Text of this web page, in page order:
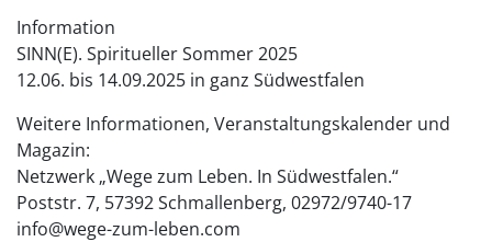
Information
SINN(E). Spiritueller Sommer 2025
12.06. bis 14.09.2025 in ganz Südwestfalen
Weitere Informationen, Veranstaltungskalender und
Magazin:
Netzwerk „Wege zum Leben. In Südwestfalen.“
Poststr. 7, 57392 Schmallenberg, 02972/9740-17
info@wege-zum-leben.com